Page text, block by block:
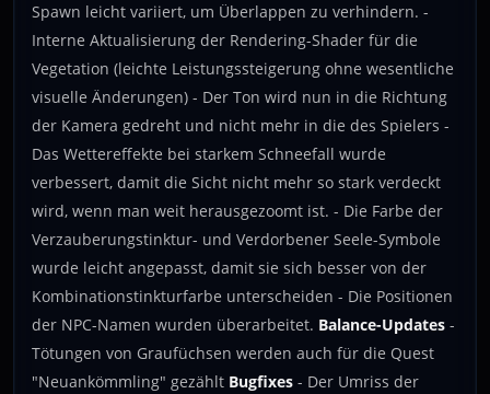
Spawn leicht variiert, um Überlappen zu verhindern. -
Interne Aktualisierung der Rendering-Shader für die
Vegetation (leichte Leistungssteigerung ohne wesentliche
visuelle Änderungen) - Der Ton wird nun in die Richtung
der Kamera gedreht und nicht mehr in die des Spielers -
Das Wettereffekte bei starkem Schneefall wurde
verbessert, damit die Sicht nicht mehr so stark verdeckt
wird, wenn man weit herausgezoomt ist. - Die Farbe der
Verzauberungstinktur- und Verdorbener Seele-Symbole
wurde leicht angepasst, damit sie sich besser von der
Kombinationstinkturfarbe unterscheiden - Die Positionen
der NPC-Namen wurden überarbeitet. Balance-Updates -
Tötungen von Graufüchsen werden auch für die Quest
"Neuankömmling" gezählt Bugfixes - Der Umriss der